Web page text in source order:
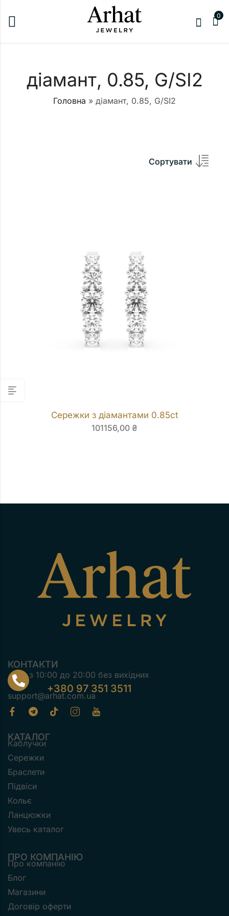
0
діамант, 0.85, G/SI2
Головна » діамант, 0.85, G/SI2
Сортувати
Сережки з діамантами 0.85ct
101156,00 ₴
КОНТАКТИ
з 10:00 до 20:00 без вихідних
+380 97 351 3511
support@arhat.com.ua
КАТАЛОГ
Каблучки
Сережки
Браслети
Підвіси
Кольє
Ланцюжки
Увесь каталог
ПРО КОМПАНІЮ
Про компанію
Блог
Магазини
Договір оферти